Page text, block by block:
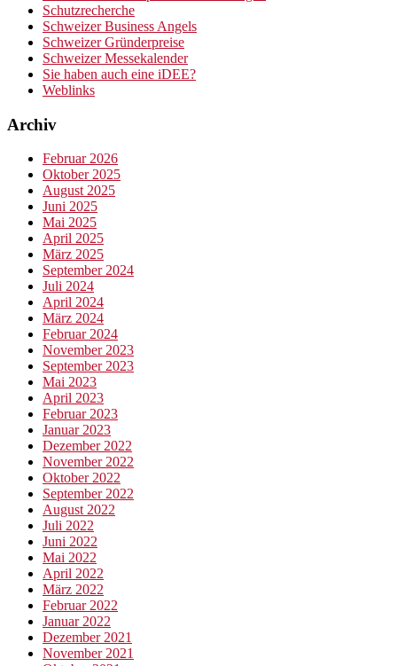
Schutzrecherche
Schweizer Business Angels
Schweizer Gründerpreise
Schweizer Messekalender
Sie haben auch eine iDEE?
Weblinks
Archiv
Februar 2026
Oktober 2025
August 2025
Juni 2025
Mai 2025
April 2025
März 2025
September 2024
Juli 2024
April 2024
März 2024
Februar 2024
November 2023
September 2023
Mai 2023
April 2023
Februar 2023
Januar 2023
Dezember 2022
November 2022
Oktober 2022
September 2022
August 2022
Juli 2022
Juni 2022
Mai 2022
April 2022
März 2022
Februar 2022
Januar 2022
Dezember 2021
November 2021